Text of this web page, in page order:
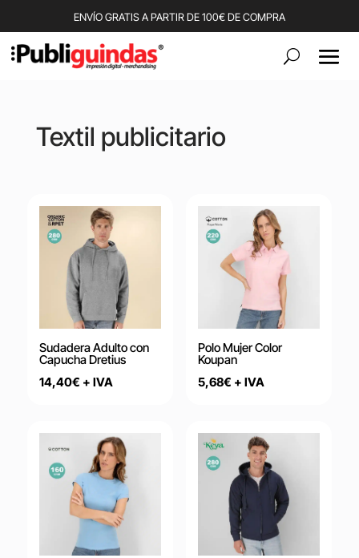
ENVÍO GRATIS A PARTIR DE 100€ DE COMPRA
Textil publicitario
Sudadera Adulto con
Capucha Dretius
14,40€ + IVA
Polo Mujer Color
Koupan
5,68€ + IVA